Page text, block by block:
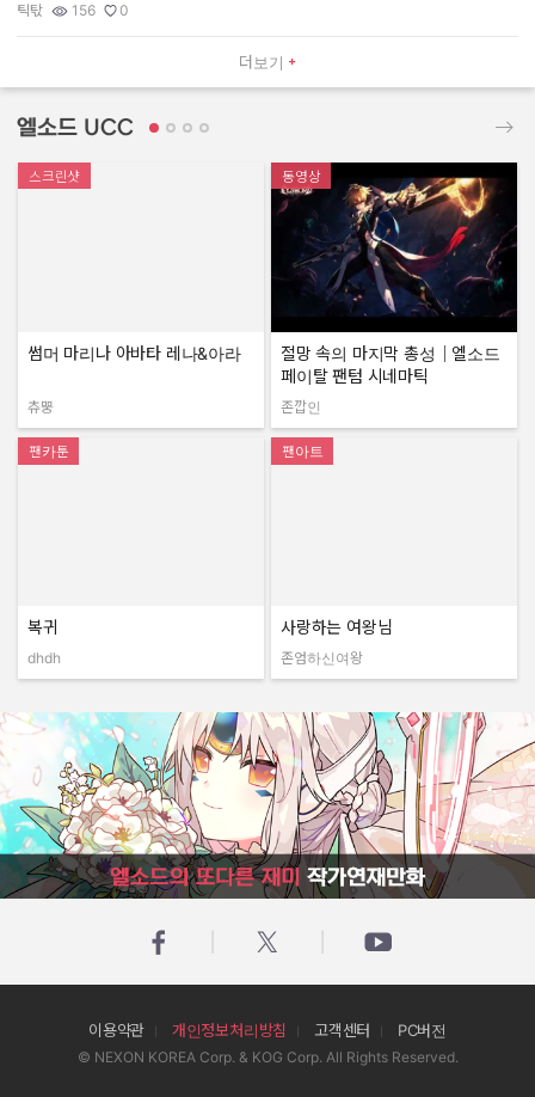
더보기
작성자:
틱탃
조회수:
156
추천수:
0
엘소드 UCC
스크린샷
썸머 마리나 아바타 레나&아라
작성자:
츄뿡
동영상
절망 속의 마지막 총성｜엘소드
페이탈 팬텀 시네마틱
작성자:
존깝인
팬카툰
복귀
dhdh
팬아트
사랑하는 여왕님
작성자:
존엄하신여왕
엘소드의 또다른 재미 작가연재만화
이용약관 개인정보처리방침 고객센터 PC버전
© NEXON KOREA Corp. & KOG Corp. All Rights Reserved.